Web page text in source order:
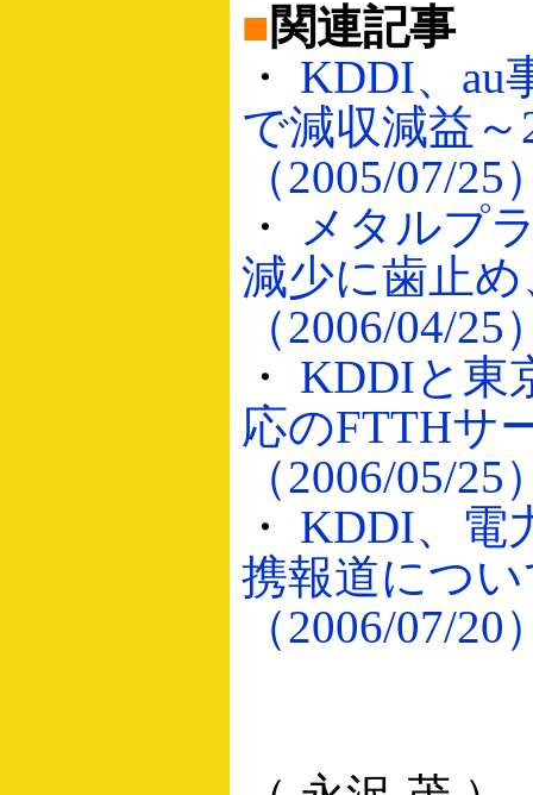
■関連記事
・ KDDI、au
で減収減益
（2005/07/25
・
メタルプ
減少に歯止
（2006/04/25
・ KDDIと東
応のFTTHサ
（2006/05/25
・ KDDI、電
携報道につ
（2006/07/20